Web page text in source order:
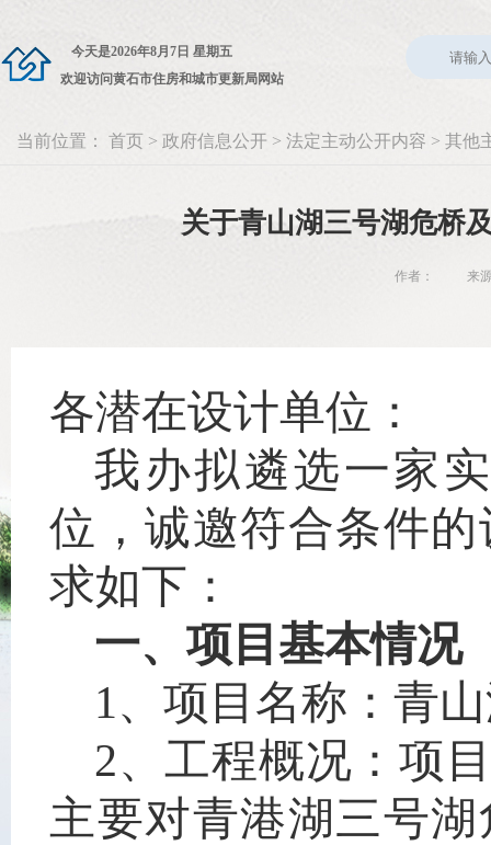
今天是2026年8月7日 星期五
欢迎访问黄石市住房和城市更新局网站
当前位置： 首页 > 政府信息公开 > 法定主动公开内容 > 其他
关于青山湖三号湖危桥
作者： 来源
各潜在设计单位：
我办拟遴选一家
位，诚邀符合条件的
求如下：
一、项目基本情况
1、项目名称： 青
2、工程概况：项
主要对青港湖三号